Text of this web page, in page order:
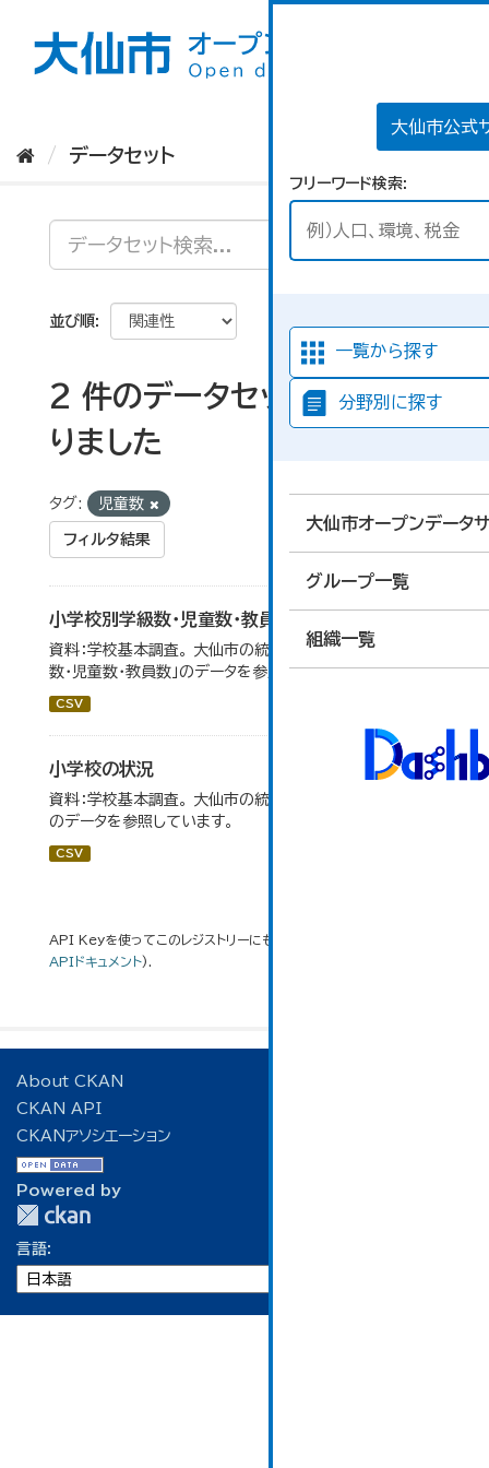
大仙市公式
フリーワード検索
一覧から探す
分野別に探す
大仙市オープンデータ
グループ一覧
組織一覧
データセット
並び順
2 件のデータセットが見つか
りました
タグ: 児童数
フィルタ結果
小学校別学級数・児童数・教員数
資料：学校基本調査。 大仙市の統計「14-4 小学校別学級
数・児童数・教員数」のデータを参照しています。
CSV
小学校の状況
資料：学校基本調査。 大仙市の統計「14-3 小学校の状況」
のデータを参照しています。
CSV
API Keyを使ってこのレジストリーにもアクセス可能です
APIドキュメント).
About CKAN
CKAN API
CKANアソシエーション
Powered by
言語